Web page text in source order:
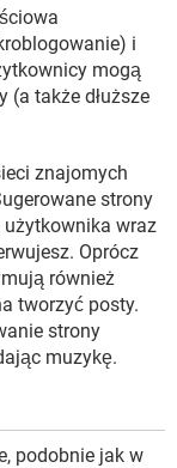
i
mogą
(a także dłuższe
znajomych
strony
wraz
Oprócz
również
tworzyć posty.
strony
muzykę.
podobnie jak w